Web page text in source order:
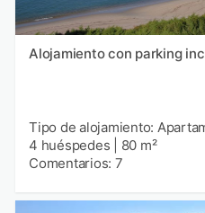
Alojamiento con parking
Tipo de alojamiento:
4 huéspedes
80 m²
Comentarios: 7